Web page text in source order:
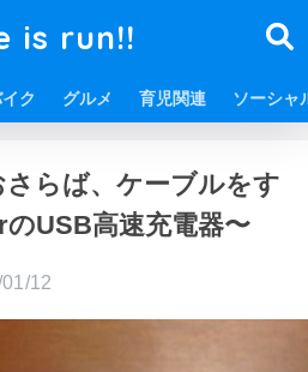
is run!!
ク グルメ 育児関連 ソーシャ
ガジェット
らば、ケーブルをす
USB高速充電器〜
12